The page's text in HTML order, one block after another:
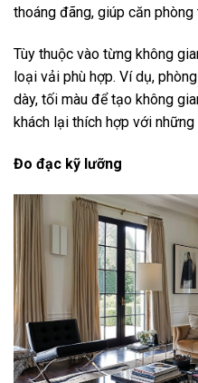
thoáng đãng, giúp căn
Tùy thuộc vào từng không
loại vải phù hợp. Ví dụ,
dày, tối màu để tạo không
khách lại thích hợp với những
Đo đạc kỹ lưỡng